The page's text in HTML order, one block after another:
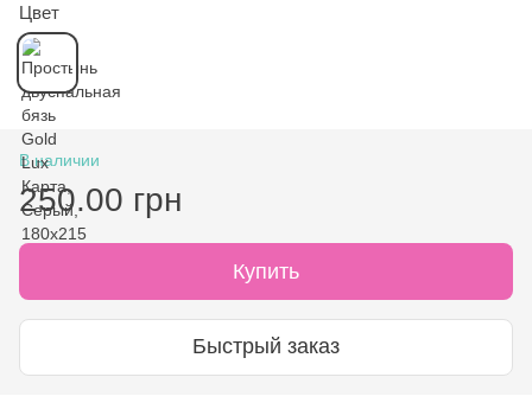
Цвет
В наличии
250.00 грн
Купить
Быстрый заказ